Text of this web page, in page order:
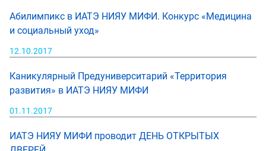
Абилимпикс в ИАТЭ НИЯУ МИФИ. Конкурс «Медицина
и социальный уход»
12.10.2017
Каникулярный Предуниверситарий «Территория
развития» в ИАТЭ НИЯУ МИФИ
01.11.2017
ИАТЭ НИЯУ МИФИ проводит ДЕНЬ ОТКРЫТЫХ